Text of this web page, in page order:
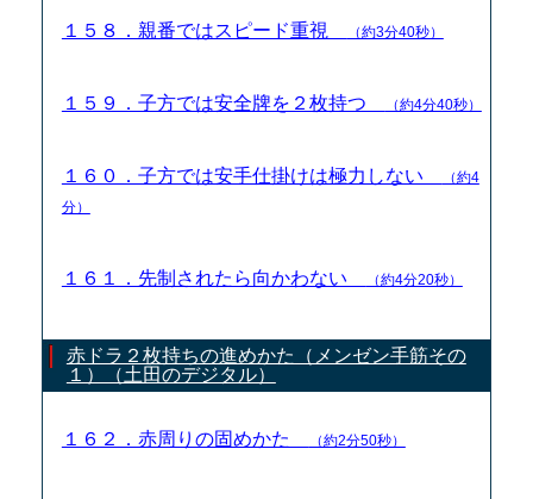
１５８．親番ではスピード重視 （約3分40秒）
１５９．子方では安全牌を２枚持つ （約4分40秒）
１６０．子方では安手仕掛けは極力しない
（約4
分）
１６１．先制されたら向かわない （約4分20秒）
赤ドラ２枚持ちの進めかた（メンゼン手筋その
１）（土田のデジタル）
１６２．赤周りの固めかた （約2分50秒）